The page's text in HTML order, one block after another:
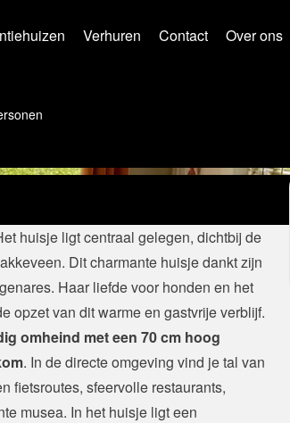
Verhuren Contact Over ons
huisje ligt centraal gelegen, dichtbij de
Dit charmante huisje dankt zijn
Haar liefde voor honden en het
opzet van dit warme en gastvrije verblijf.
omheind met een 70 cm hoog
. In de directe omgeving vind je tal van
fietsroutes, sfeervolle restaurants,
musea. In het huisje ligt een